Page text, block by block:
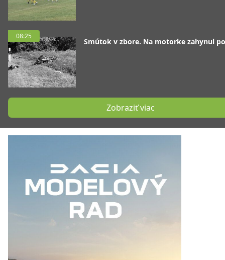
08:25
Smútok v zbore. Na motorke zahynul
Zobraziť viac